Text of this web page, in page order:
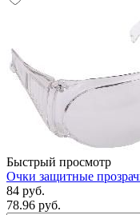
Быстрый просмотр
Очки защитные
84 руб.
78.96 руб.